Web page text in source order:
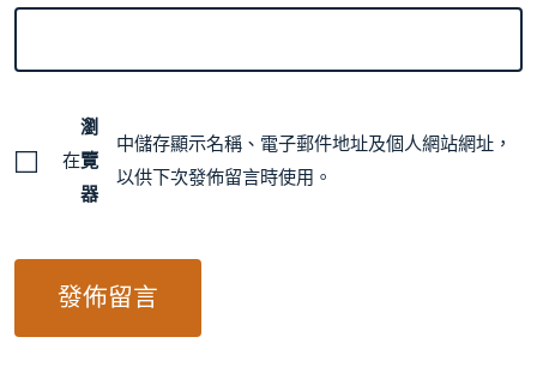
在
瀏
覽
器
中儲存顯示名稱、電子郵件地址及個人網站網址，
以供下次發佈留言時使用。